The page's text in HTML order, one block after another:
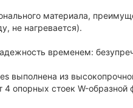
материала,
не нагревается).
временем:
выполнена из
4 опорных стоек W-